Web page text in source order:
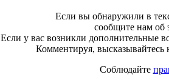
Если вы обнаружили в
сообщите нам об
Если у вас возникли дополнительные
Комментируя, высказывайтесь
Соблюдайте